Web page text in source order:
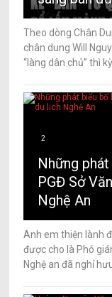
Theo dòng Chân
chân dung Will
“làng dân chủ” thì
2
Những
PGĐ Sở
Nghệ An
Anh em thiện lành
được cho là Phó
Nghệ an đã nghỉ